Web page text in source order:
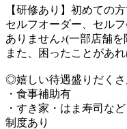
【研修あり】初めての
セルフオーダー、セル
ありません♪(一部店舗を
また、困ったことがあ
◎嬉しい待遇盛りだく
・食事補助有
・すき家・はま寿司な
制度あり